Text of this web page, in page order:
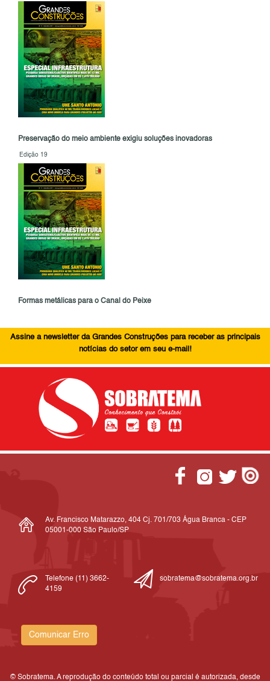
Preservação do meio ambiente exigiu soluções inovadoras
Edição 19
Formas metálicas para o Canal do Peixe
Assine a newsletter da Grandes Construções para receber as principais
notícias do setor em seu e-mail!
Av. Francisco Matarazzo, 404 Cj. 701/703 Água Branca - CEP
05001-000 São Paulo/SP
Telefone (11) 3662-
4159
sobratema@sobratema.org.br
Comunicar Erro
© Sobratema. A reprodução do conteúdo total ou parcial é autorizada, desde